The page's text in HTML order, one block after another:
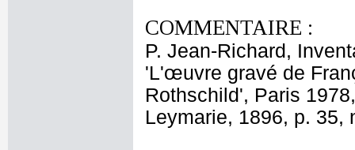
COMMENTAIRE :
P. Jean-Richard,
'L'œuvre gravé de
Rothschild', Paris
Leymarie, 1896, p. 35,